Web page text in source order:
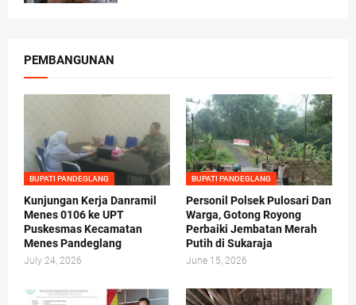
PEMBANGUNAN
BUPATI PANDEGLANG
Kunjungan Kerja Danramil
Menes 0106 ke UPT
Puskesmas Kecamatan
Menes Pandeglang
July 24, 2026
BUPATI PANDEGLANG
Personil Polsek Pulosari Dan
Warga, Gotong Royong
Perbaiki Jembatan Merah
Putih di Sukaraja
June 15, 2026